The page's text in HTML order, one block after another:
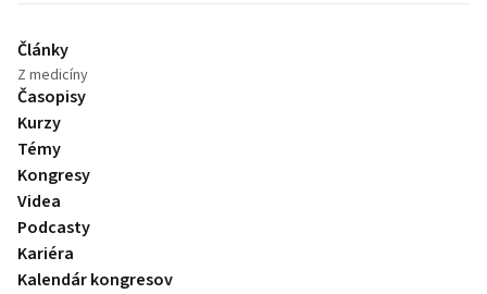
Články
Z medicíny
Časopisy
Kurzy
Témy
Kongresy
Videa
Podcasty
Kariéra
Kalendár kongresov